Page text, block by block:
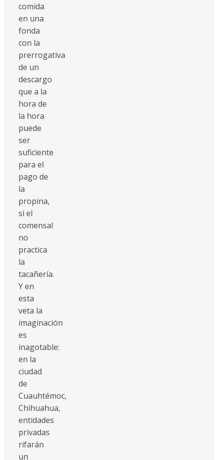
comida
en una
fonda
con la
prerrogativa
de un
descargo
que a la
hora de
la hora
puede
ser
suficiente
para el
pago de
la
propina,
si el
comensal
no
practica
la
tacañería.
Y en
esta
veta la
imaginación
es
inagotable:
en la
ciudad
de
Cuauhtémoc,
Chihuahua,
entidades
privadas
rifarán
un